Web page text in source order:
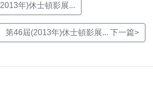
年)休士頓影展...
第46屆(2013年)休士頓影展... 下一篇>